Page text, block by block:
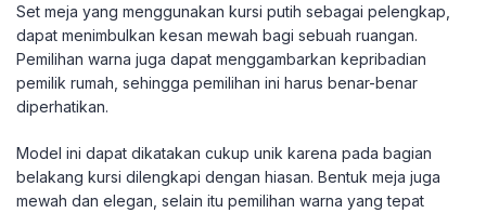
Set meja yang menggunakan kursi putih sebagai pelengkap,
dapat menimbulkan kesan mewah bagi sebuah ruangan.
Pemilihan warna juga dapat menggambarkan kepribadian
pemilik rumah, sehingga pemilihan ini harus benar-benar
diperhatikan.
Model ini dapat dikatakan cukup unik karena pada bagian
belakang kursi dilengkapi dengan hiasan. Bentuk meja juga
mewah dan elegan, selain itu pemilihan warna yang tepat